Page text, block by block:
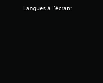
Langues à l'écran: